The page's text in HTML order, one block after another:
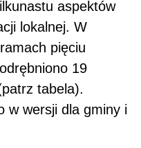
aspektów
lokalnej. W
pięciu
19
tabela).
w wersji dla gminy i